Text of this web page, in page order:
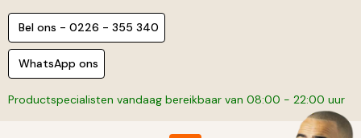
Bel ons - 0226 - 355 340
WhatsApp ons
Productspecialisten vandaag bereikbaar van 08:00 - 22:00 uur